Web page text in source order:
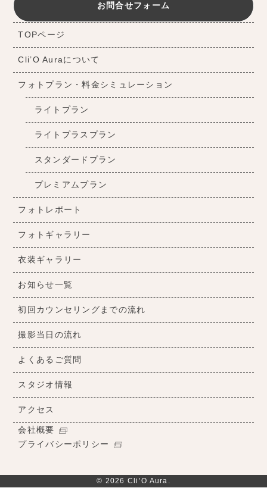
お問合せフォーム
TOPページ
Cli’O Auraについて
フォトプラン・料金シミュレーション
ライトプラン
ライトプラスプラン
スタンダードプラン
プレミアムプラン
フォトレポート
フォトギャラリー
衣装ギャラリー
お知らせ一覧
初回カウンセリングまでの流れ
撮影当日の流れ
よくあるご質問
スタジオ情報
アクセス
会社概要
プライバシーポリシー
© 2026 Cli’O Aura.